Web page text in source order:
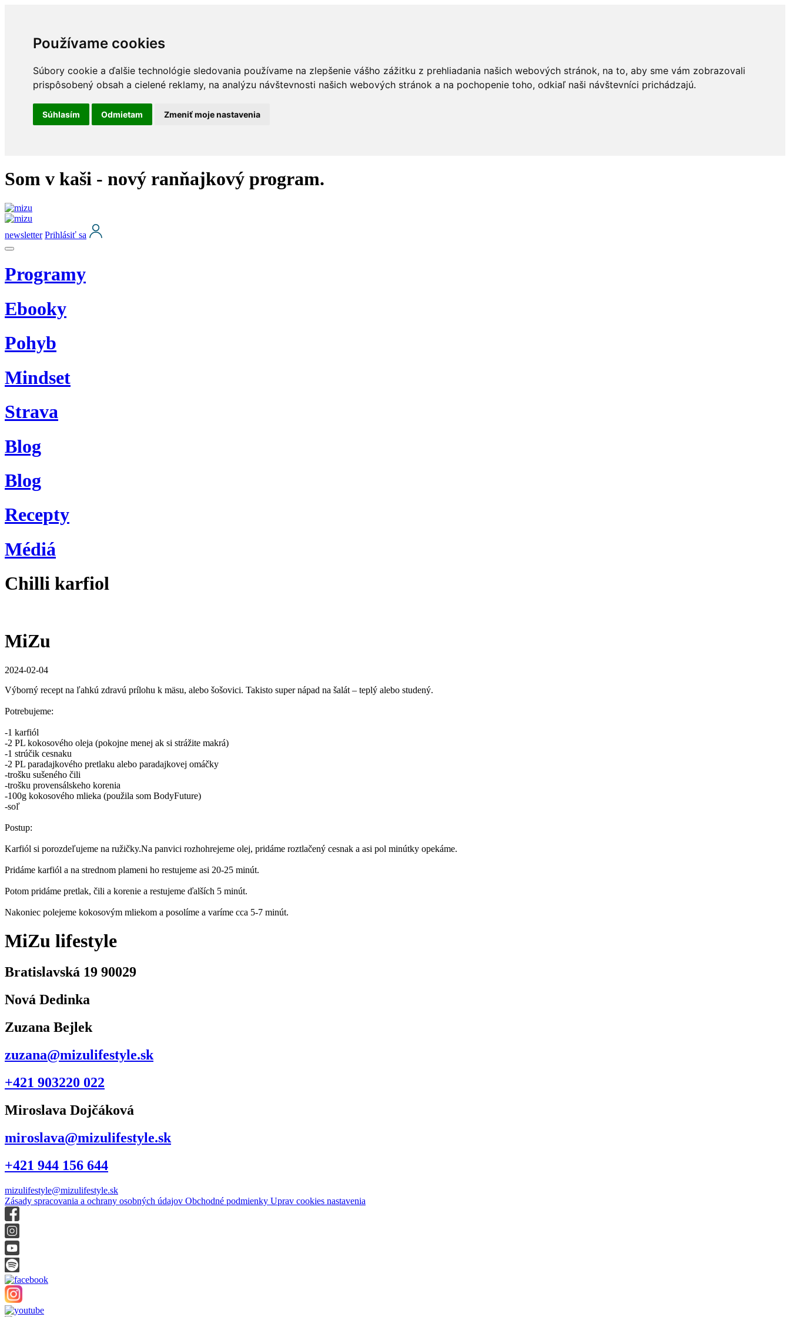
Používame cookies
Súbory cookie a ďalšie technológie sledovania používame na zlepšenie vášho zážitku z prehliadania našich webových stránok, na to, aby sme vám zobrazovali
prispôsobený obsah a cielené reklamy, na analýzu návštevnosti našich webových stránok a na pochopenie toho, odkiaľ naši návštevníci prichádzajú.
Súhlasím Odmietam Zmeniť moje nastavenia
Som v kaši - nový ranňajkový program.
newsletter Prihlásiť sa
Programy
Ebooky
Pohyb
Mindset
Strava
Blog
Blog
Recepty
Médiá
Chilli karfiol
MiZu
2024-02-04
Výborný recept na ľahkú zdravú prílohu k mäsu, alebo šošovici. Takisto super nápad na šalát – teplý alebo studený.
Potrebujeme:
-1 karfiól
-2 PL kokosového oleja (pokojne menej ak si strážite makrá)
-1 strúčik cesnaku
-2 PL paradajkového pretlaku alebo paradajkovej omáčky
-trošku sušeného čili
-trošku provensálskeho korenia
-100g kokosového mlieka (použila som BodyFuture)
-soľ
Postup:
Karfiól si porozdeľujeme na ružičky.Na panvici rozhohrejeme olej, pridáme roztlačený cesnak a asi pol minútky opekáme.
Pridáme karfiól a na strednom plameni ho restujeme asi 20-25 minút.
Potom pridáme pretlak, čili a korenie a restujeme ďalších 5 minút.
Nakoniec polejeme kokosovým mliekom a posolíme a varíme cca 5-7 minút.
MiZu lifestyle
Bratislavská 19 90029
Nová Dedinka
Zuzana Bejlek
zuzana@mizulifestyle.sk
+421 903220 022
Miroslava Dojčáková
miroslava@mizulifestyle.sk
+421 944 156 644
mizulifestyle@mizulifestyle.sk
Zásady spracovania a ochrany osobných údajov Obchodné podmienky Uprav cookies nastavenia